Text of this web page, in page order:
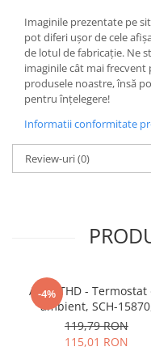
de mișcare și accesorii
Altele
Butoane
Cadre de montaj aparent
Doze
Obturatoare
Prize de difuzor
Prize multimedia
Prize TV
Prize și fișe industriale
Imaginile prezentate pe
pot diferi ușor de cele
de lotul de fabricație. Ne
imaginile cât mai
produsele noastre, însă
pentru înțelegere!
Informatii conformitate
Review-uri(0)
-4%
Acti9 THD - Termostat
ambient, SCH-
Schneider Electric -
Schneider
119,79 RON
115,01 RON